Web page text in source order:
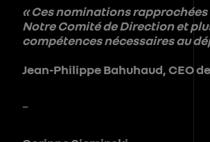
« Ces nominations rapprochées
Notre Comité de Direction et
compétences nécessaires au
Jean-Philippe Bahuhaud, CEO
–